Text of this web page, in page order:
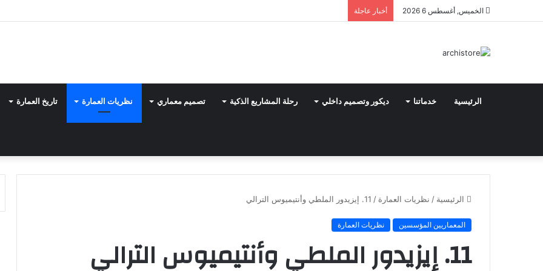
الخميس, أغسطس 6 2026 أخبار عاجلة
الرئيسية خدماتنا ديكور وتصميم داخلي رحلة المشاريع الذكية تصميم معماري نظريات العمارة تاريخ العمارة
الرئيسية / نظريات العمارة / 11. إيزيدور الملطي وأنتيميوس الترالي
المعماريين المؤسسين نظريات العمارة
11. إيزيدور الملطي وأنتيميوس الترالي